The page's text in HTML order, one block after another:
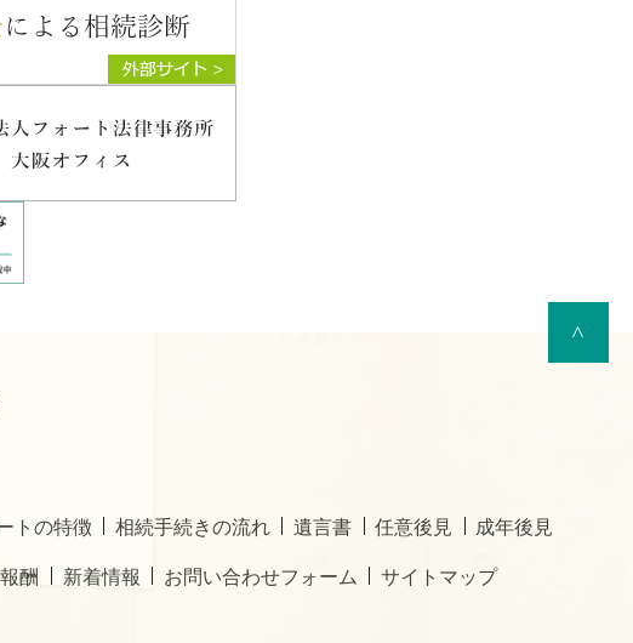
トの特徴 相続手続きの流れ 遺言書 任意後見 成年後見
酬 新着情報 お問い合わせフォーム サイトマップ
>